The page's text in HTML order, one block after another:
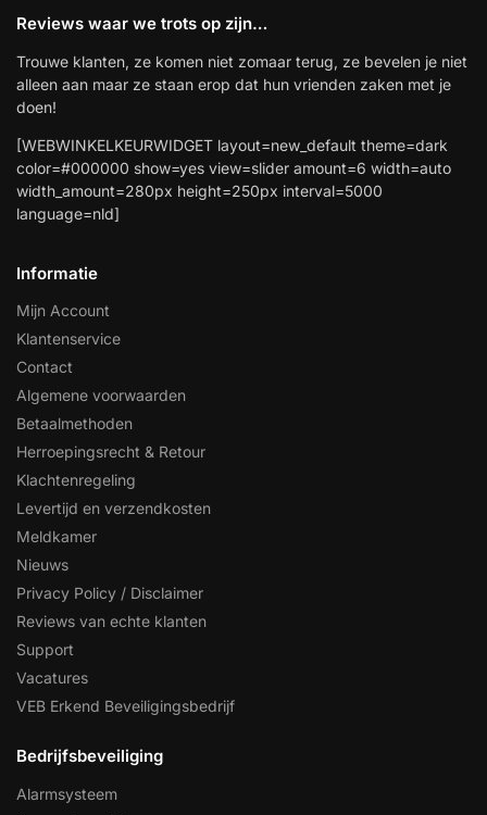
Reviews waar we trots op zijn…
Trouwe klanten, ze komen niet zomaar terug, ze bevelen je niet
alleen aan maar ze staan erop dat hun vrienden zaken met je
doen!
[WEBWINKELKEURWIDGET layout=new_default theme=dark
color=#000000 show=yes view=slider amount=6 width=auto
width_amount=280px height=250px interval=5000
language=nld]
Informatie
Mijn Account
Klantenservice
Contact
Algemene voorwaarden
Betaalmethoden
Herroepingsrecht & Retour
Klachtenregeling
Levertijd en verzendkosten
Meldkamer
Nieuws
Privacy Policy / Disclaimer
Reviews van echte klanten
Support
Vacatures
VEB Erkend Beveiligingsbedrijf
Bedrijfsbeveiliging
Alarmsysteem